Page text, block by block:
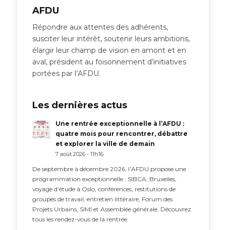
AFDU
Répondre aux attentes des adhérents,
susciter leur intérêt, soutenir leurs ambitions,
élargir leur champ de vision en amont et en
aval, président au foisonnement d’initiatives
portées par l’AFDU.
Les dernières actus
Une rentrée exceptionnelle à l’AFDU :
quatre mois pour rencontrer, débattre
et explorer la ville de demain
7 août 2026 - 11h16
De septembre à décembre 2026, l’AFDU propose une
programmation exceptionnelle : SIBCA, Bruxelles,
voyage d’étude à Oslo, conférences, restitutions de
groupes de travail, entretien littéraire, Forum des
Projets Urbains, SIMI et Assemblée générale. Découvrez
tous les rendez-vous de la rentrée.